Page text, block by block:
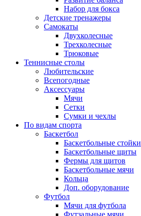
Набор для бокса
Детские тренажеры
Самокаты
Двухколесные
Трехколесные
Трюковые
Теннисные столы
Любительские
Всепогодные
Аксессуары
Мячи
Сетки
Сумки и чехлы
По видам спорта
Баскетбол
Баскетбольные стойки
Баскетбольные щиты
Фермы для щитов
Баскетбольные мячи
Кольца
Доп. оборудование
Футбол
Мячи для футбола
Футзальные мячи